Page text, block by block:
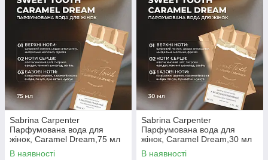
Sabrina Carpenter
Парфумована вода для
жінок, Caramel Dream,75 мл
В наявності
Sabrina Carpenter
Парфумована вода для
жінок, Caramel Dream,30 мл
В наявності